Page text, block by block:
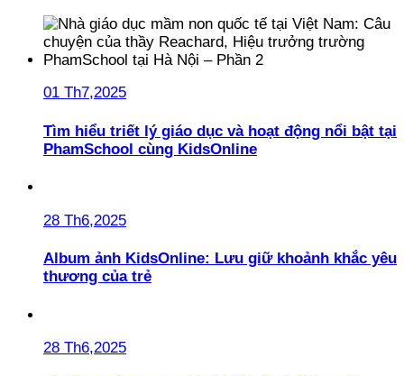
01 Th7,2025
Tìm hiểu triết lý giáo dục và hoạt động nổi bật tại
PhamSchool cùng KidsOnline
28 Th6,2025
Album ảnh KidsOnline: Lưu giữ khoảnh khắc yêu
thương của trẻ
28 Th6,2025